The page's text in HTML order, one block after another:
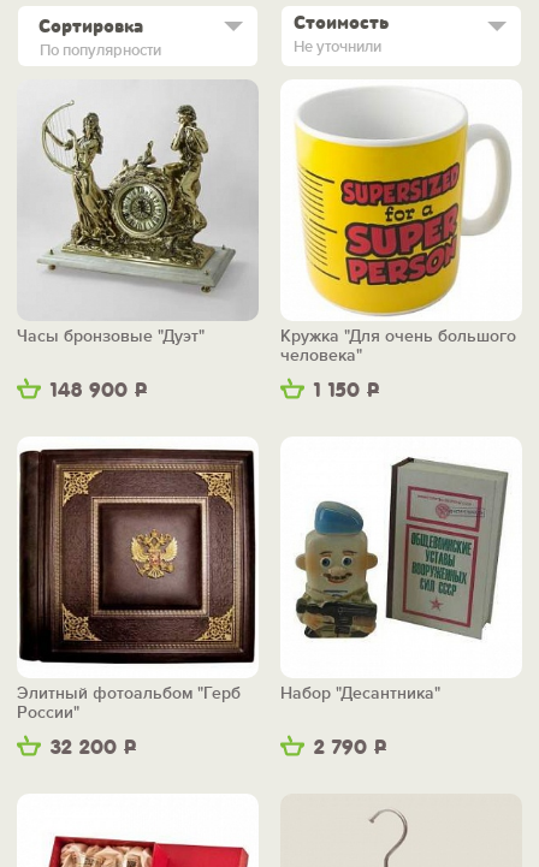
По популярности
Сортировка Стоимость
Не уточнили
148 900 Р
Часы бронзовые "Дуэт"
1 150 Р
Кружка "Для очень большого
человека"
32 200 Р
Элитный фотоальбом "Герб
России"
2 790 Р
Набор "Десантника"